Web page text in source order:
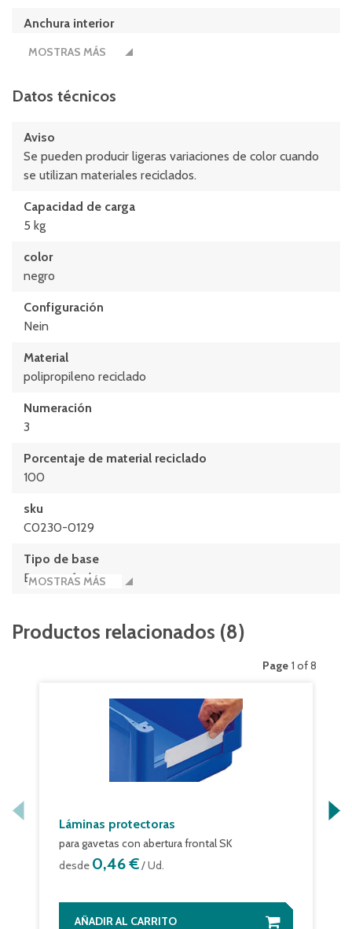
Anchura interior
230 mm
115 mm
Longitud etiqueta
Longitud interior
Longitud interior
Medidas de la base L x A
MOSTRAS MÁS
Datos técnicos
Aviso
Se pueden producir ligeras variaciones de color cuando
se utilizan materiales reciclados.
Capacidad de carga
5 kg
color
negro
Configuración
Nein
Material
polipropileno reciclado
Numeración
3
Porcentaje de material reciclado
100
sku
C0230-0129
Tipo de base
Base estándar
SK2311Eco
MOSTRAS MÁS
Productos relacionados (8)
Page 1 of 8
Láminas protectoras
para gavetas con abertura frontal SK
desde 0,46 €/ Ud.
AÑADIR AL CARRITO